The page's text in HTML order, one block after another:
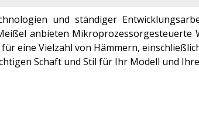
und ständiger
anbieten Mikroprozessorgesteuerte
Vielzahl von Hämmern, einschließlich
Schaft und Stil für Ihr Modell und